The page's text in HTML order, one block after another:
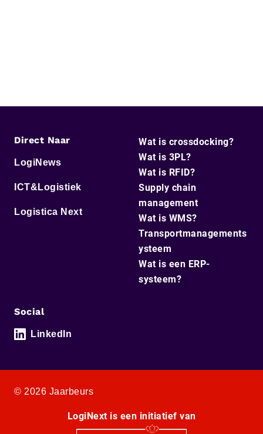
Direct Naar
LogiNews
ICT&Logistiek
Logistica Next
Wat is crossdocking?
Wat is 3PL?
Wat is RFID?
Supply chain
management
Wat is WMS?
Transportmanagements
ysteem
Wat is een ERP-
systeem?
Social
LinkedIn
© 2026 Jaarbeurs
LogiNext is een initiatief van